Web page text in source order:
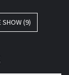
SHOW(9)